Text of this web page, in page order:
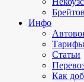
Инфо
Тарифы
Статьи
Как